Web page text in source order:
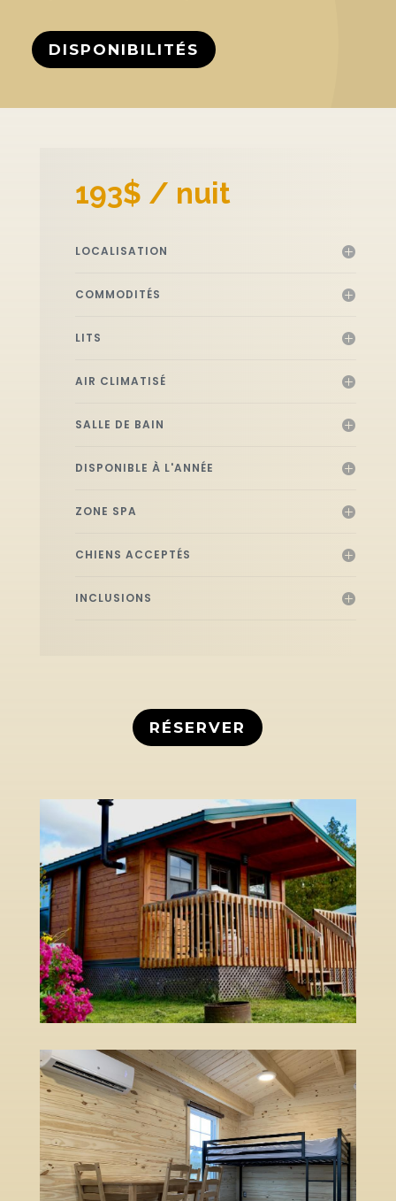
DISPONIBILITÉS
193$ / nuit
LOCALISATION
COMMODITÉS
LITS
AIR CLIMATISÉ
SALLE DE BAIN
DISPONIBLE À L'ANNÉE
ZONE SPA
CHIENS ACCEPTÉS
INCLUSIONS
RÉSERVER